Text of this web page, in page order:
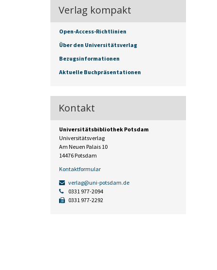
Verlag kompakt
Open-Access-Richtlinien
Über den Universitätsverlag
Bezugsinformationen
Aktuelle Buchpräsentationen
Kontakt
Universitätsbibliothek Potsdam
Universitätsverlag
Am Neuen Palais 10
14476 Potsdam
Kontaktformular
verlag@uni-potsdam.de
0331 977-2094
0331 977-2292